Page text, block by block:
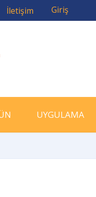
İletişim Giriş
UYGULAMA